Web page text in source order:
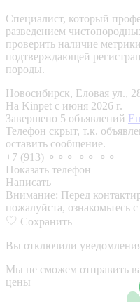
Специалист, который
разведением
проверить наличие
подтверждающей
породы.
Новосибирск, Еловая ул.,
На Kinpet c июня 2026 г.
Завершено 5 объявлений
Телефон скрыт, т.к.
оставить сообщение.
+7 (913) ⚬⚬⚬ ⚬⚬ ⚬⚬
Показать телефон
Написать
Внимание: Перед
пожалуйста, ознакомьтесь с
Сохранить
Вы отключили
Мы не сможем отправить
цены